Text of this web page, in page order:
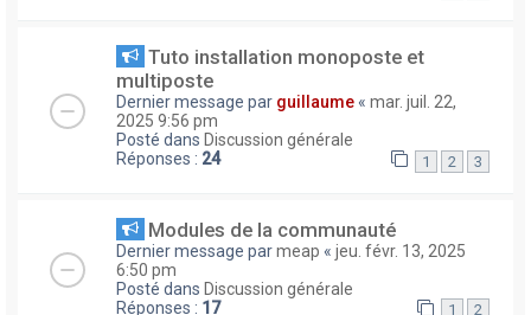
Tuto installation monoposte et
multiposte
Dernier message par guillaume « mar. juil. 22,
2025 9:56 pm
Posté dans Discussion générale
Réponses : 24 1 2 3
Modules de la communauté
Dernier message parmeap « jeu. févr. 13, 2025
6:50 pm
Posté dans Discussion générale
Réponses : 17 1 2